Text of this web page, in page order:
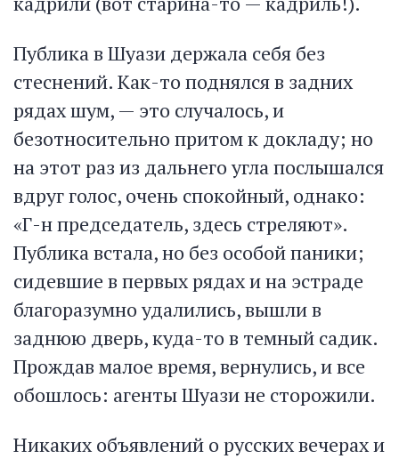
Публика в Шуази держала себя без
стеснений. Как-то поднялся в задних
рядах шум, — это случалось, и
безотносительно притом к докладу; но
на этот раз из дальнего угла послышался
вдруг голос, очень спокойный, однако:
«Г-н председатель, здесь стреляют».
Публика встала, но без особой паники;
сидевшие в первых рядах и на эстраде
благоразумно удалились, вышли в
заднюю дверь, куда-то в темный садик.
Прождав малое время, вернулись, и все
обошлось: агенты Шуази не сторожили.
Никаких объявлений о русских вечерах и